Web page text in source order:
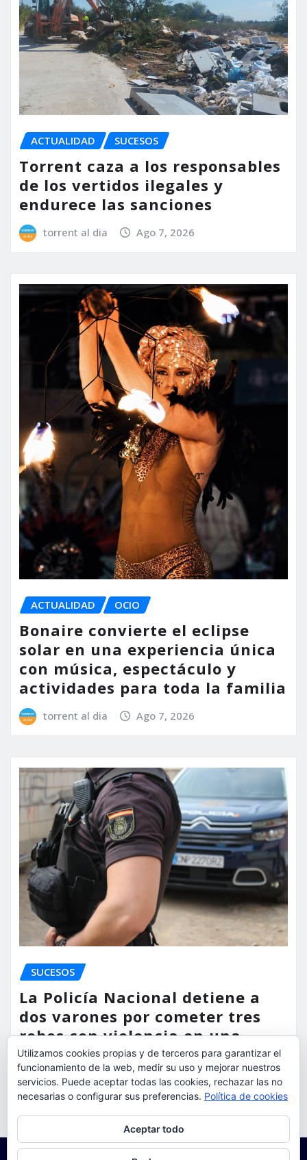
ACTUALIDAD SUCESOS
Torrent caza a los responsables
de los vertidos ilegales y
endurece las sanciones
torrent al dia Ago 7, 2026
ACTUALIDAD OCIO
Bonaire convierte el eclipse
solar en una experiencia única
con música, espectáculo y
actividades para toda la familia
torrent al dia Ago 7, 2026
SUCESOS
La Policía Nacional detiene a
dos varones por cometer tres
robos con violencia en una
misma mañana
torrent al dia Ago 7, 2026
Utilizamos cookies propias y de terceros para garantizar el
funcionamiento de la web, medir su uso y mejorar nuestros
servicios. Puede aceptar todas las cookies, rechazar las no
necesarias o configurar sus preferencias. Política de cookies
Aceptar todo
Para obtener más información, incluido cómo gestionar las cookies,